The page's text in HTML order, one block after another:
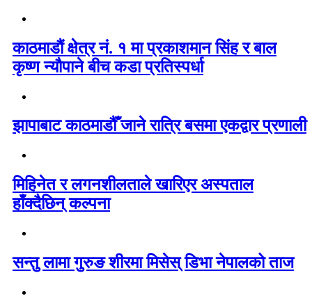
काठमाडौं क्षेत्र नं. १ मा प्रकाशमान सिंह र बाल
कृष्ण न्यौपाने बीच कडा प्रतिस्पर्धा
झापाबाट काठमाडौँ जाने रात्रि बसमा एकद्वार प्रणाली
मिहिनेत र लगनशीलताले खारिएर अस्पताल
हाँक्दैछिन् कल्पना
सन्तु लामा गुरुङ शीरमा मिसेस् डिभा नेपालको ताज